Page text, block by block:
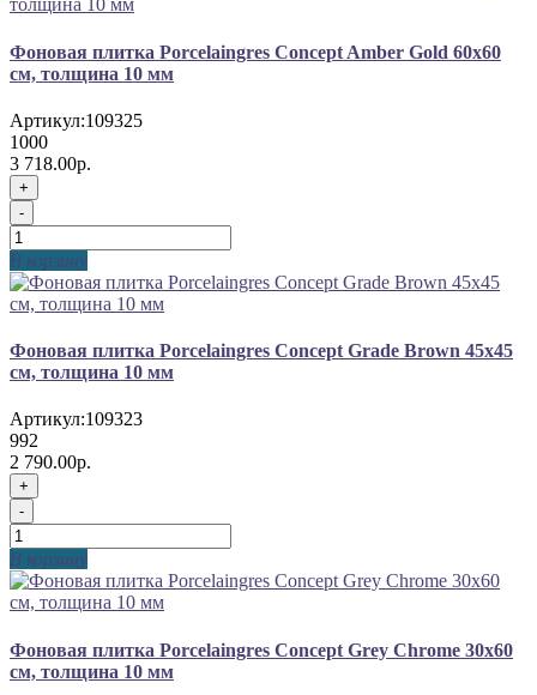
Фоновая плитка Porcelaingres Concept Amber Gold 60x60
см, толщина 10 мм
Артикул:109325
1000
3 718.00р.
+
-
В корзину
Фоновая плитка Porcelaingres Concept Grade Brown 45x45
см, толщина 10 мм
Артикул:109323
992
2 790.00р.
+
-
В корзину
Фоновая плитка Porcelaingres Concept Grey Chrome 30x60
см, толщина 10 мм